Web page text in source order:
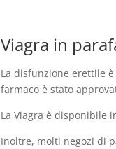
Viagra in
La disfunzione erettile
farmaco è stato
La Viagra è disponibile
Inoltre, molti negozi di